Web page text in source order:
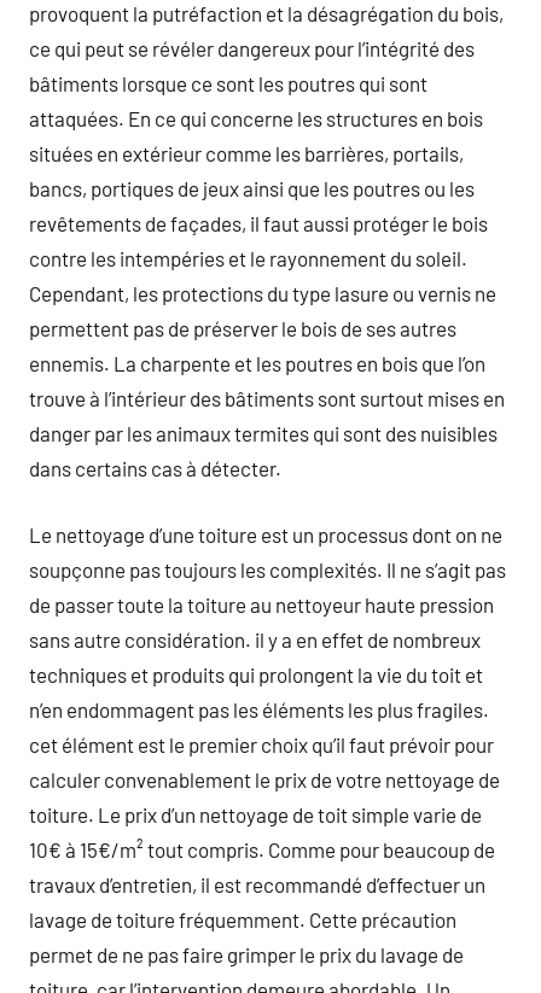
provoquent la putréfaction et la désagrégation du bois,
ce qui peut se révéler dangereux pour l’intégrité des
bâtiments lorsque ce sont les poutres qui sont
attaquées. En ce qui concerne les structures en bois
situées en extérieur comme les barrières, portails,
bancs, portiques de jeux ainsi que les poutres ou les
revêtements de façades, il faut aussi protéger le bois
contre les intempéries et le rayonnement du soleil.
Cependant, les protections du type lasure ou vernis ne
permettent pas de préserver le bois de ses autres
ennemis. La charpente et les poutres en bois que l’on
trouve à l’intérieur des bâtiments sont surtout mises en
danger par les animaux termites qui sont des nuisibles
dans certains cas à détecter.
Le nettoyage d’une toiture est un processus dont on ne
soupçonne pas toujours les complexités. Il ne s’agit pas
de passer toute la toiture au nettoyeur haute pression
sans autre considération. il y a en effet de nombreux
techniques et produits qui prolongent la vie du toit et
n’en endommagent pas les éléments les plus fragiles.
cet élément est le premier choix qu’il faut prévoir pour
calculer convenablement le prix de votre nettoyage de
toiture. Le prix d’un nettoyage de toit simple varie de
10€ à 15€/m² tout compris. Comme pour beaucoup de
travaux d’entretien, il est recommandé d’effectuer un
lavage de toiture fréquemment. Cette précaution
permet de ne pas faire grimper le prix du lavage de